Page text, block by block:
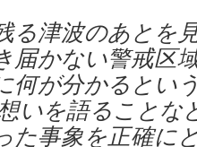
る津波のあとを
届かない警戒区
何が分かるとい
いを語ることな
た事象を正確に